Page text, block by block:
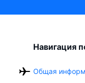
Навигация
Общая